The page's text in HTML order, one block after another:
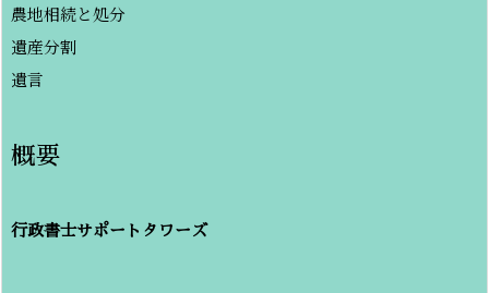
農地相続と処分
遺産分割
遺言
概要
行政書士サポートタワーズ